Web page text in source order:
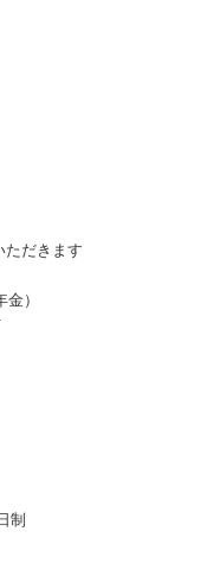
だきます
）
制